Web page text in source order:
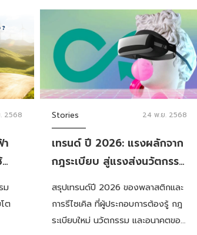
2568
ม
ต
Stories 24 พ.ย. 2568
เทรนด์ ปี 2026: แรงผลักจาก
กฎระเบียบ สู่แรงส่งนวัตกรรม
อนาคตเศรษฐกิจหมุนเวียน
พลาสติก
สรุปเทรนด์ปี 2026 ของพลาสติกและ
การรีไซเคิล ที่ผู้ประกอบการต้องรู้ กฎ
ระเบียบใหม่ นวัตกรรม และอนาคตของ